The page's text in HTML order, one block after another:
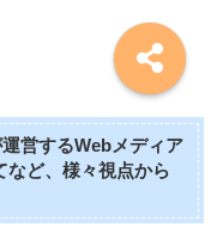
営するWebメディア
など、様々視点から